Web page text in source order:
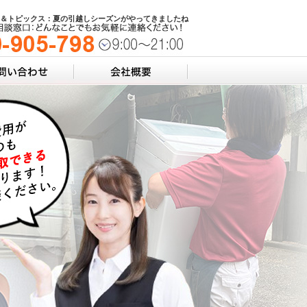
トピックス：夏の引越しシーズンがやってきましたね